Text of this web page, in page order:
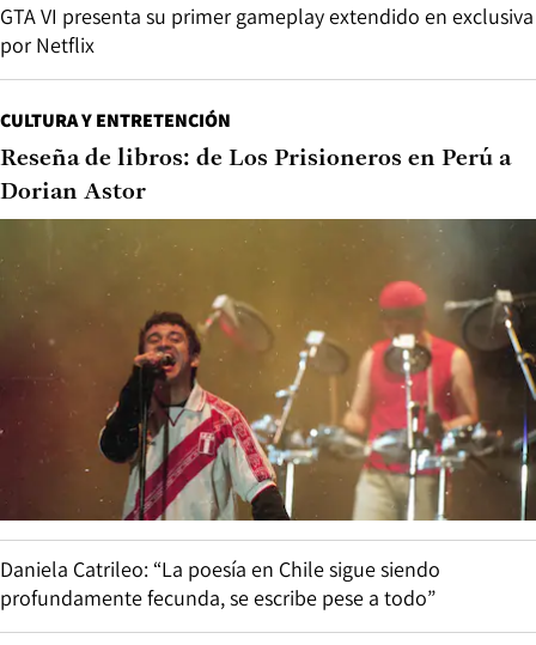
GTA VI presenta su primer gameplay extendido en exclusiva
por Netflix
CULTURA Y ENTRETENCIÓN
Reseña de libros: de Los Prisioneros en Perú a
Dorian Astor
Daniela Catrileo: “La poesía en Chile sigue siendo
profundamente fecunda, se escribe pese a todo”